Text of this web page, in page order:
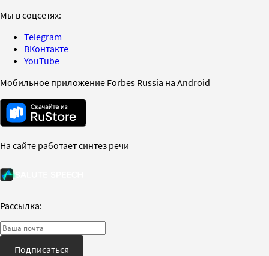
Мы в соцсетях:
Telegram
ВКонтакте
YouTube
Мобильное приложение Forbes Russia на Android
На сайте работает синтез речи
Рассылка:
Подписаться